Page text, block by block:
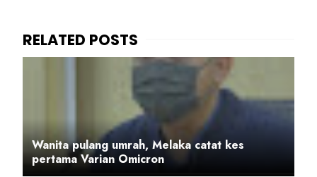
Wanita pulang umrah, Melaka catat kes
pertama Varian Omicron